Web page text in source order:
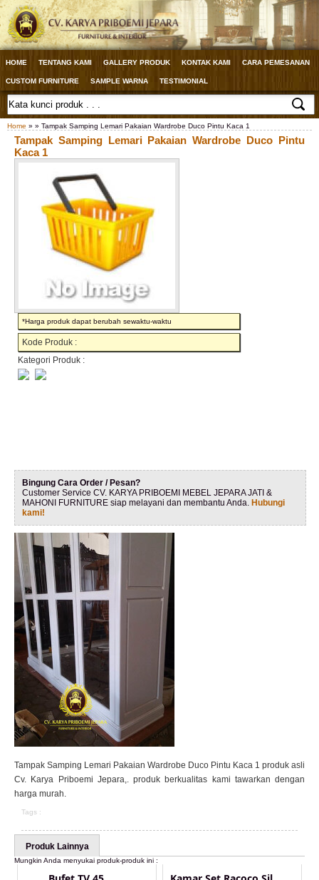
HOME TENTANG KAMI GALLERY PRODUK KONTAK KAMI CARA PEMESANAN
CUSTOM FURNITURE SAMPLE WARNA TESTIMONIAL
Home » » Tampak Samping Lemari Pakaian Wardrobe Duco Pintu Kaca 1
Tampak Samping Lemari Pakaian Wardrobe Duco Pintu
Kaca 1
*Harga produk dapat berubah sewaktu-waktu
Kode Produk :
Kategori Produk :
Bingung Cara Order / Pesan?
Customer Service CV. KARYA PRIBOEMI MEBEL JEPARA JATI &
MAHONI FURNITURE siap melayani dan membantu Anda. Hubungi
kami!
Tampak Samping Lemari Pakaian Wardrobe Duco Pintu Kaca 1 produk asli
Cv. Karya Priboemi Jepara,. produk berkualitas kami tawarkan dengan
harga murah.
Tags :
Produk Lainnya
Mungkin Anda menyukai produk-produk ini :